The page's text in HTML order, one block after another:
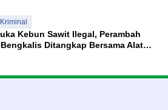
Kebun Sawit Ilegal, Perambah
Ditangkap Bersama Alat